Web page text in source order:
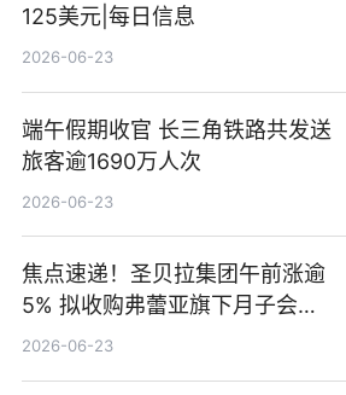
125美元|每日信息
2026-06-23
端午假期收官 长三角铁路共发送
旅客逾1690万人次
2026-06-23
焦点速递！圣贝拉集团午前涨逾
5% 拟收购弗蕾亚旗下月子会所
业务少数股权
2026-06-23